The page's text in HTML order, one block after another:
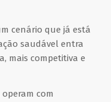
cenário que já está
saudável entra
mais competitiva e
com